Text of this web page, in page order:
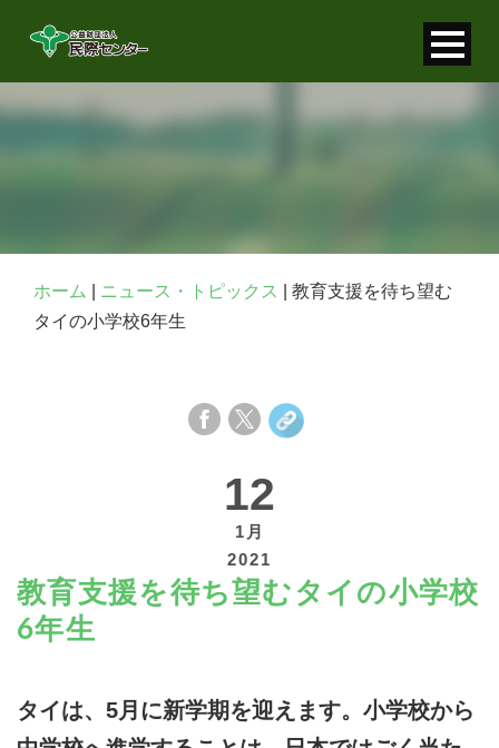
お問い合わせ
ホーム ニュース・トピックス
教育支援を待ち望む
タイの小学校6年生
12
1月
2021
教育支援を待ち望むタイの小学校
6年生
タイは、5月に新学期を迎えます。小学校から